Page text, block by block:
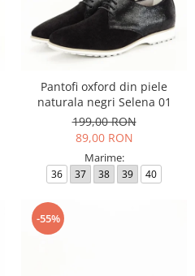
Pantofi oxford din piele
naturala negri Selena 01
199,00 RON
89,00 RON
Marime:
36 37 38 39 40
-55%